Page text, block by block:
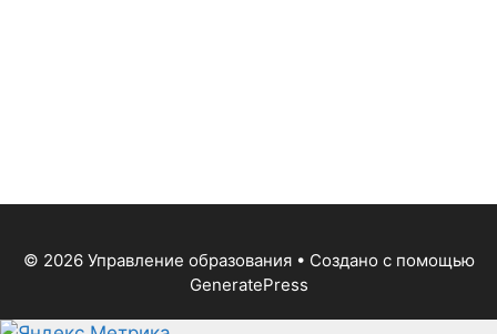
© 2026 Управление образования• Создано с помощью
GeneratePress